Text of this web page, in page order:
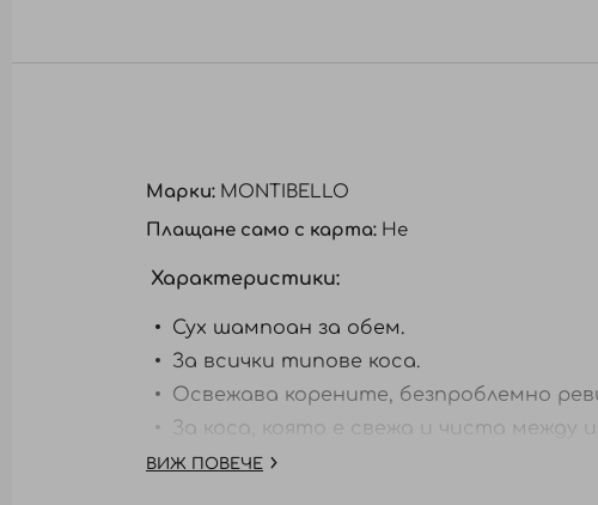
Марки: MONTIBELLO
Плащане само с карта: Не
Характеристики:
Сух шампоан за обем.
За всички типове коса.
Освежава корените, безпроблемно
За коса,
която е свежа и чиста между
Начин на употреба:
ВИЖ ПОВЕЧЕ